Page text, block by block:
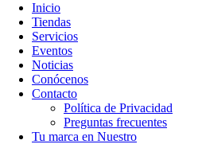
Inicio
Tiendas
Servicios
Eventos
Noticias
Conócenos
Contacto
Política de Privacidad
Preguntas frecuentes
Tu marca en Nuestro